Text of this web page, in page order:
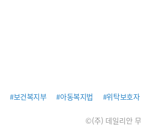
#보건복지부 #아동복지법 #위탁보호자
©(주) 데일리안